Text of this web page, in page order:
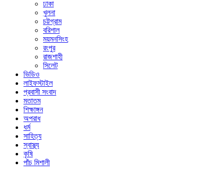
ঢাকা
খুলনা
চট্টগ্রাম
বরিশাল
ময়মনসিংহ
রংপুর
রাজশাহী
সিলেট
ভিডিও
লাইফস্টাইল
প্রবাসী সংবাদ
মতাতম
শিক্ষাঙ্গন
অপরাধ
ধর্ম
সাহিত্য
স্বাস্থ্য
কৃষি
পাঁচ মিশালী